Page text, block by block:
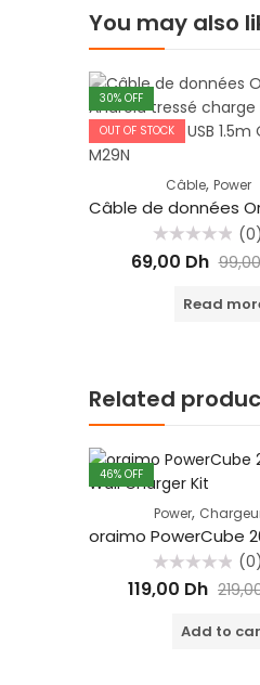
You may also
30% OFF
OUT OF STOCK
Câble, Power
0
(0)
69,00 Dh
Read
Related
46% OFF
Power,
Rated
0
(0)
119,00 Dh
Add to